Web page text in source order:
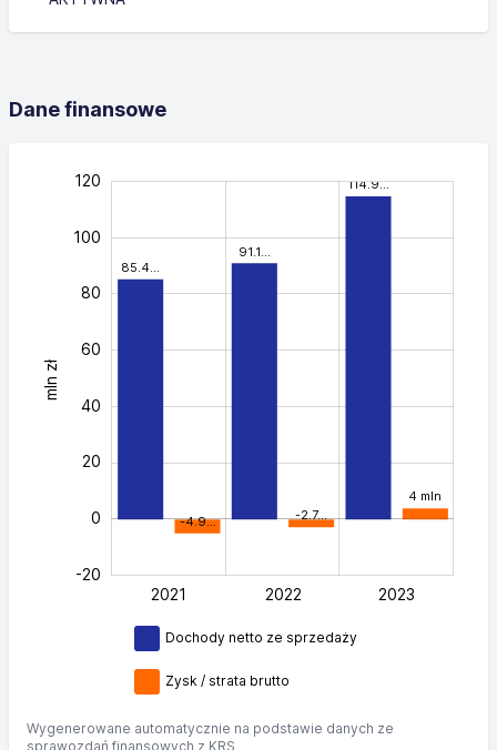
Dane finansowe
85.4…
91.1…
114.9…
-4.9… -2.7…
4 mln
mln zł
-20
0
20
40
60
80
100
120
L
2021 2022 2023
Dochody netto ze sprzedaży
Zysk / strata brutto
Wygenerowane automatycznie na podstawie danych ze
sprawozdań finansowych z KRS